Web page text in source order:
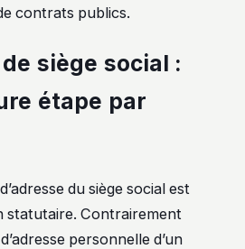
contrats publics.
siège social :
étape par
du siège social est
statutaire. Contrairement
personnelle d’un